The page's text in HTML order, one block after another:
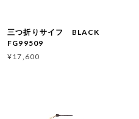
三つ折りサイフ BLACK
FG99509
¥17,600